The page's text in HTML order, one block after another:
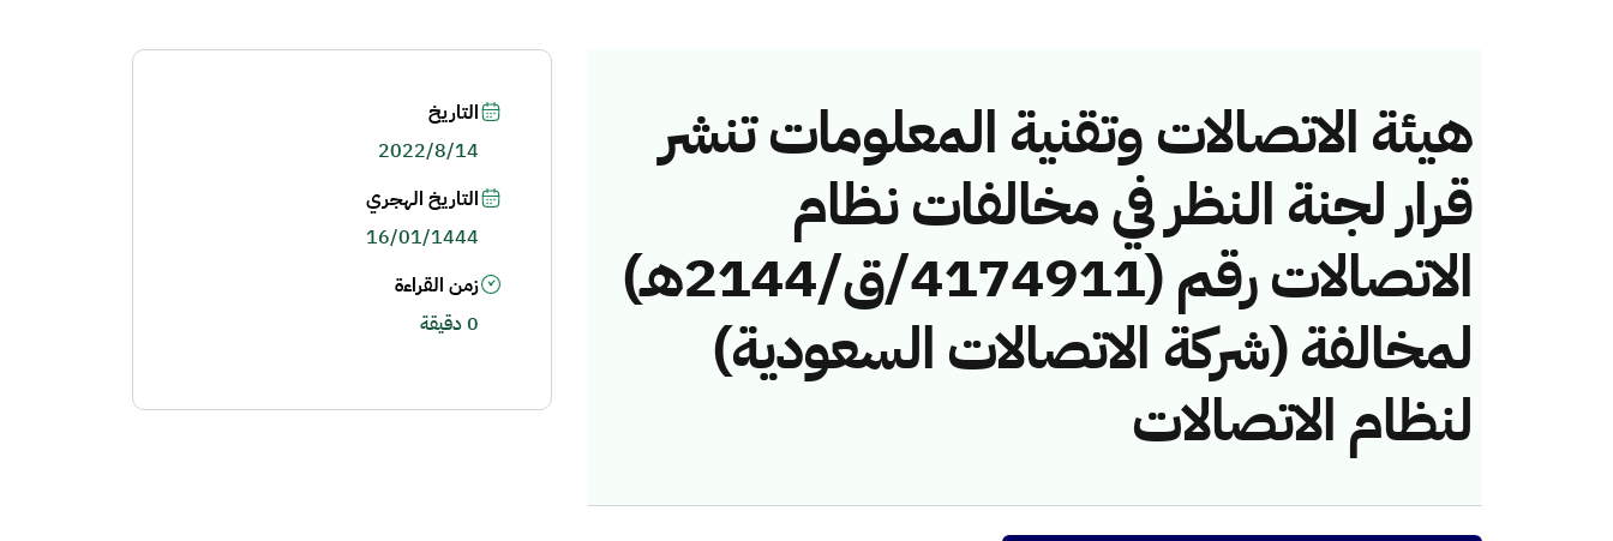
هيئة الاتصالات وتقنية المعلومات تنشر
قرار لجنة النظر في مخالفات نظام
الاتصالات رقم (4174911/ق/2144هـ)
لمخالفة (شركة الاتصالات السعودية)
لنظام الاتصالات
التاريخ
2022/8/14
التاريخ الهجري
16/01/1444
زمن القراءة
0 دقيقة